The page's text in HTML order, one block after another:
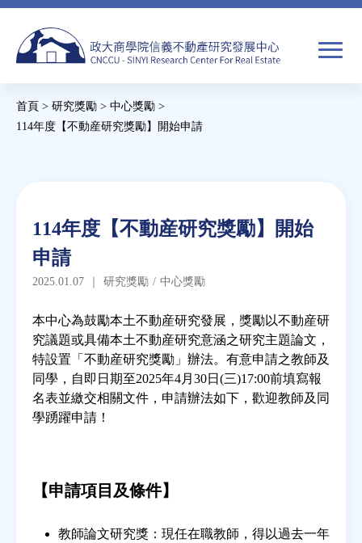
Jump
navigation
搜
搜
尋
焦點新聞
房市分析
研究獎勵
房地產年鑑
相關連結
您
首頁 > 研究獎勵 > 中心獎勵 >
114年度【不動産研究獎勵】開始申請
Back
top
114年度【不動産研究獎勵】開始
申請
2025.01.07 ｜ 研究獎勵 / 中心獎勵
本中心為鼓勵本土不動産研究發展，獎勵以不動産研
究議題或具備本土不動産研究意涵之研究主題論文，
特設置「不動産研究獎勵」辦法。有意申請之教師及
同學，自即日期至2025年4月30日(三)17:00前填寫報
名表並繳交相關文件，申請辦法如下，歡迎教師及同
學踴躍申請！
【申請項目及條件】
教師論文研究獎：現任在職教師，得以過去一年